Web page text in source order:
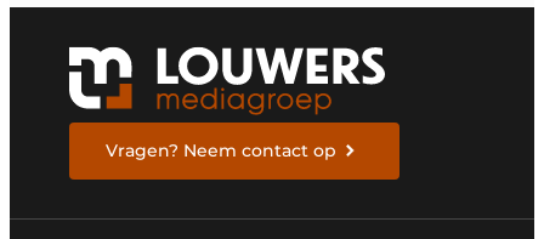
Vragen? Neem contact op